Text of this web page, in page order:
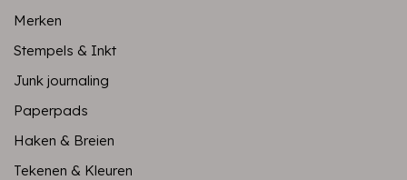
Merken
Stempels & Inkt
Junk journaling
Paperpads
Haken & Breien
Tekenen & Kleuren